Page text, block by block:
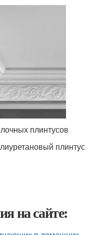
плинтусов
плинтус
на сайте: